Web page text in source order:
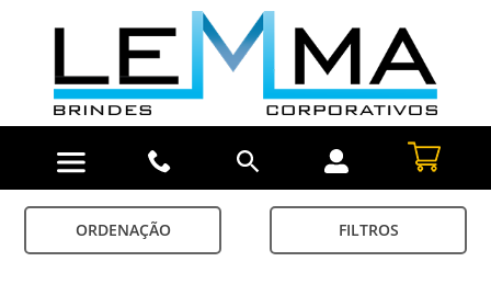
ORDENAÇÃO FILTROS